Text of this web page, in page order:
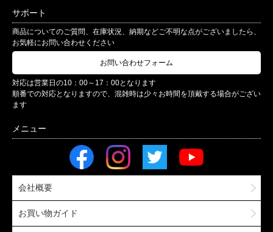
サポート
商品についてのご質問、在庫状況、納期などご不明な点がございましたら、
お気軽にお問い合わせください
お問い合わせフォーム
対応は営業日の10：00～17：00となります
順番での対応となりますので、混雑時は少々お時間を頂戴する場合がござい
ます
会社概要
お買い物ガイド